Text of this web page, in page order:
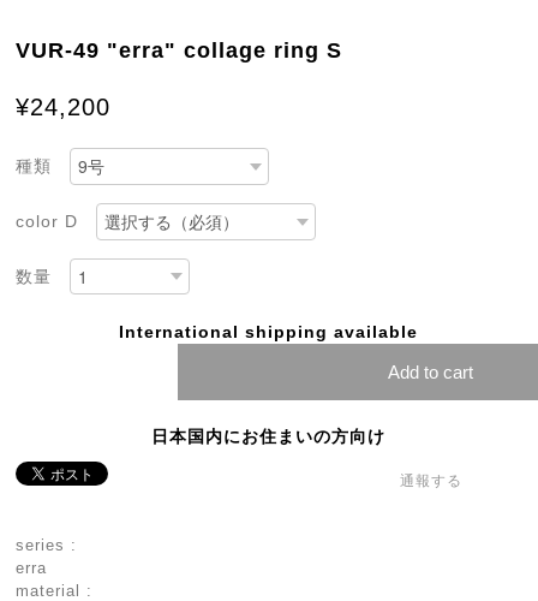
VUR-49 "erra" collage ring S
¥24,200
種類
color D
数量
International shipping available
Add to cart
日本国内にお住まいの方向け
通報する
series :
erra
material :